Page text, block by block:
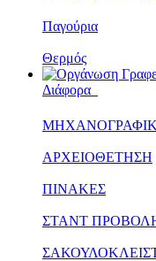
Παγούρια
Θερμός
Διάφορα
ΑΡΧΕΙΟΘΕΤΗΣΗ
ΠΙΝΑΚΕΣ
ΣΤΑΝΤ